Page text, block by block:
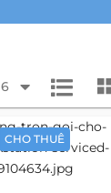
6
CHO THUÊ